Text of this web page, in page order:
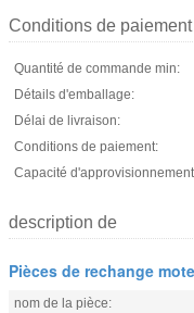
Conditions de
Quantité de commande min:
Détails d'emballage:
Délai de livraison:
Conditions de paiement:
Capacité
description de
Pièces de rechange
nom de la pièce: